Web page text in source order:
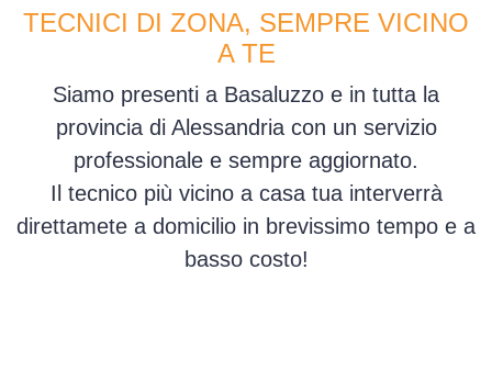
TECNICI DI ZONA, SEMPRE VICINO
A TE
Siamo presenti a Basaluzzo e in tutta la
provincia di Alessandria con un servizio
professionale e sempre aggiornato.
Il tecnico più vicino a casa tua interverrà
direttamete a domicilio in brevissimo tempo e a
basso costo!